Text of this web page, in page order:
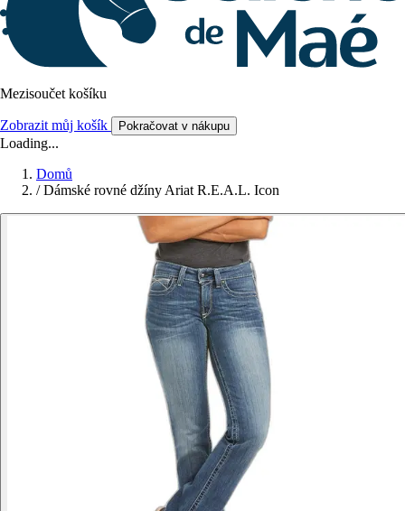
Mezisoučet košíku
Zobrazit můj košík Pokračovat v nákupu
Loading...
Domů
/ Dámské rovné džíny Ariat R.E.A.L. Icon